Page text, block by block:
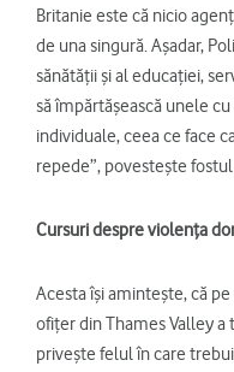
Britanie este că nicio
de una singură. Așadar,
sănătății și al educației,
să împărtășească unele
individuale, ceea ce face
repede”, povestește
Cursuri despre violența
Acesta își amintește, că
ofițer din Thames Valley a
privește felul în care